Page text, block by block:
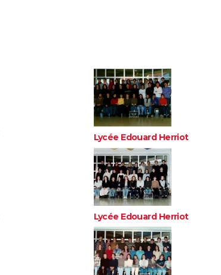
Lycée Edouard Herriot
Lycée Edouard Herriot